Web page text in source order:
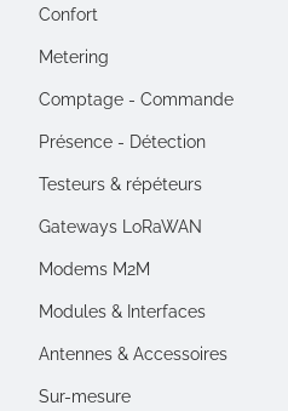
Confort
Metering
Comptage - Commande
Présence - Détection
Testeurs & répéteurs
Gateways LoRaWAN
Modems M2M
Modules & Interfaces
Antennes & Accessoires
Sur-mesure